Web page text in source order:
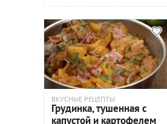
глубины вкуса, превращая
блюдо из простых
ингредиентов в
деликатесное. Для
приготовления свинины с
яблоками нам не
понадобится духовка и
даже кастрюля. Это удобное
блюдо в одной сковороде.
ВКУСНЫЕ РЕЦЕПТЫ
Грудинка, тушенная с
капустой и картофелем